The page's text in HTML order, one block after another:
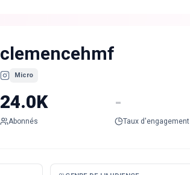
clemencehmf
Micro
24.0K
Abonnés
-
Taux d'engagement